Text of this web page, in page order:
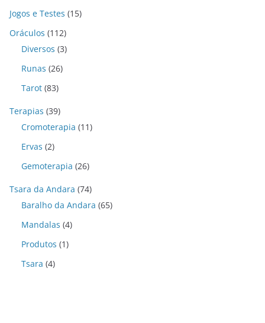
Jogos e Testes (15)
Oráculos (112)
Diversos (3)
Runas (26)
Tarot (83)
Terapias (39)
Cromoterapia (11)
Ervas (2)
Gemoterapia (26)
Tsara da Andara (74)
Baralho da Andara (65)
Mandalas (4)
Produtos (1)
Tsara (4)